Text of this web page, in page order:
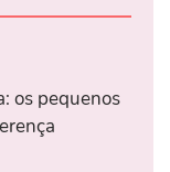
os pequenos